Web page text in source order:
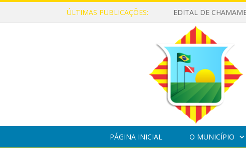
ÚLTIMAS PUBLICAÇÕES:
PÁGINA INICIAL O MUNICÍPIO